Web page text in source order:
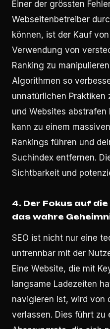
Einer der grössten
Webseitenbetreiber
können, ist der Kauf
Verwendung von
Ranking zu
Algorithmen so
unnatürlichen Praktiken
und Websites abstrafen
kann zu einem
Rankings führen und
Suchindex entfernen.
Sichtbarkeit und
4. Der Fokus auf
das wahre
SEO ist nicht nur eine
untrennbar mit der
Eine Website, die mit
langsame Ladezeiten
navigieren ist, wird von
verlassen. Dies führt zu